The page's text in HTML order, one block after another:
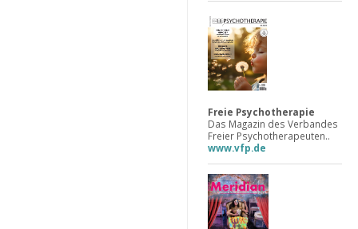
Freie Psychotherapie
Das Magazin des Verbandes
Freier Psychotherapeuten..
www.vfp.de